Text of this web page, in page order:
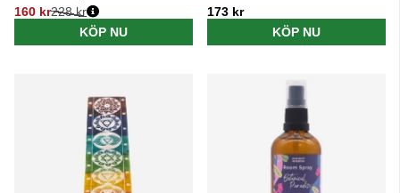
160 kr
Ordinarie pris:
228 kr
KÖP NU
173 kr
KÖP NU